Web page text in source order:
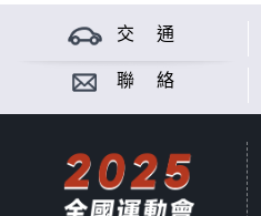
交 通
聯 絡